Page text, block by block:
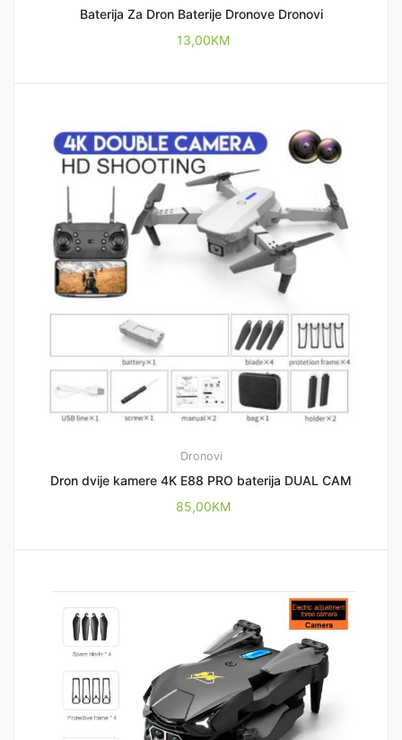
Baterija Za Dron Baterije Dronove Dronovi
13,00KM
Dronovi
Dron dvije kamere 4K E88 PRO baterija DUAL CAM
85,00KM